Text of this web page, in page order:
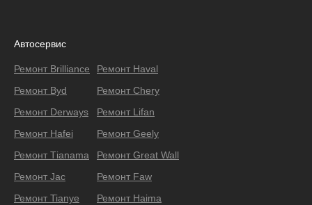
Автосервис
Ремонт Brilliance
Ремонт Byd
Ремонт Derways
Ремонт Hafei
Ремонт Тianama
Ремонт Jac
Ремонт Tianye
Ремонт Haval
Ремонт Chery
Ремонт Lifan
Ремонт Geely
Ремонт Great Wall
Ремонт Faw
Ремонт Haima